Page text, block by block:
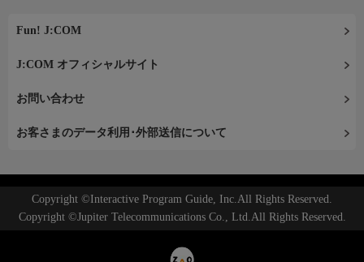
Fun! J:COM
J:COM オフィシャルサイト
お問い合わせ
お客さまのデータ利用･外部送信について
Copyright ©Interactive Program Guide, Inc.All Rights Reserved.
Copyright ©Jupiter Telecommunications Co., Ltd.All Rights Reserved.